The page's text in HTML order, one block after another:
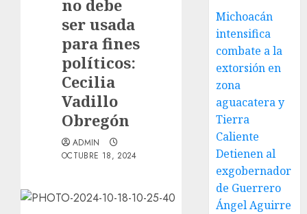
no debe
ser usada
para fines
políticos:
Cecilia
Vadillo
Obregón
ADMIN
OCTUBRE 18, 2024
Michoacán
intensifica
combate a la
extorsión en
zona
aguacatera y
Tierra
Caliente
Detienen al
exgobernador
de Guerrero
Ángel Aguirre